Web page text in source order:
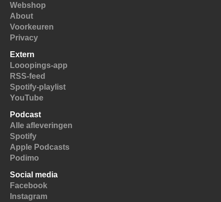
Webshop
About
Voorkeuren
Privacy
Extern
Looopings-app
RSS-feed
Spotify-playlist
YouTube
Podcast
Alle afleveringen
Spotify
Apple Podcasts
Podimo
Social media
Facebook
Instagram